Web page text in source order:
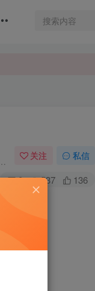
缺陷比较大，正是因为上帝特别喜欢他的芬芳
关注 私信
0 537 136